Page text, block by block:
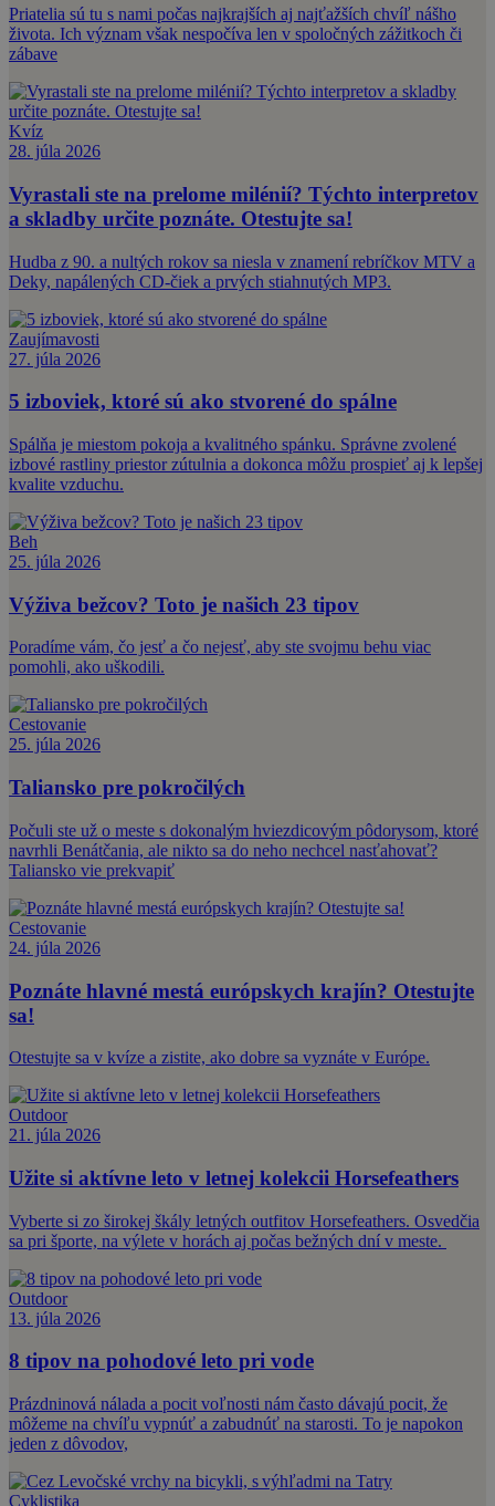
Priatelia sú tu s nami počas najkrajších aj najťažších chvíľ nášho
života. Ich význam však nespočíva len v spoločných zážitkoch či
zábave
Kvíz
28. júla 2026
Vyrastali ste na prelome milénií? Týchto interpretov
a skladby určite poznáte. Otestujte sa!
Hudba z 90. a nultých rokov sa niesla v znamení rebríčkov MTV a
Deky, napálených CD-čiek a prvých stiahnutých MP3.
Zaujímavosti
27. júla 2026
5 izboviek, ktoré sú ako stvorené do spálne
Spálňa je miestom pokoja a kvalitného spánku. Správne zvolené
izbové rastliny priestor zútulnia a dokonca môžu prospieť aj k lepšej
kvalite vzduchu.
Beh
25. júla 2026
Výživa bežcov? Toto je našich 23 tipov
Poradíme vám, čo jesť a čo nejesť, aby ste svojmu behu viac
pomohli, ako uškodili.
Cestovanie
25. júla 2026
Taliansko pre pokročilých
Počuli ste už o meste s dokonalým hviezdicovým pôdorysom, ktoré
navrhli Benátčania, ale nikto sa do neho nechcel nasťahovať?
Taliansko vie prekvapiť
Cestovanie
24. júla 2026
Poznáte hlavné mestá európskych krajín? Otestujte
sa!
Otestujte sa v kvíze a zistite, ako dobre sa vyznáte v Európe.
Outdoor
21. júla 2026
Užite si aktívne leto v letnej kolekcii Horsefeathers
Vyberte si zo širokej škály letných outfitov Horsefeathers. Osvedčia
sa pri športe, na výlete v horách aj počas bežných dní v meste.
Outdoor
13. júla 2026
8 tipov na pohodové leto pri vode
Prázdninová nálada a pocit voľnosti nám často dávajú pocit, že
môžeme na chvíľu vypnúť a zabudnúť na starosti. To je napokon
jeden z dôvodov,
Cyklistika